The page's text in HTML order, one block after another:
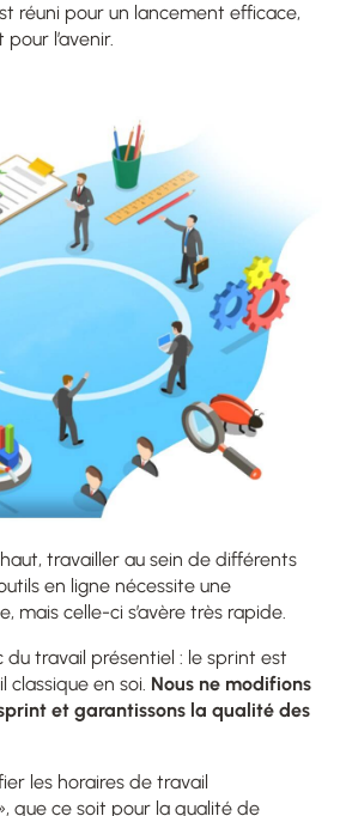
réuni pour un lancement efficace,
l’avenir.
travailler au sein de différents
en ligne nécessite une
mais celle-ci s’avère très rapide.
du travail présentiel : le sprint est
classique en soi. Nous ne modifions
et garantissons la qualité des
les horaires de travail
que ce soit pour la qualité de